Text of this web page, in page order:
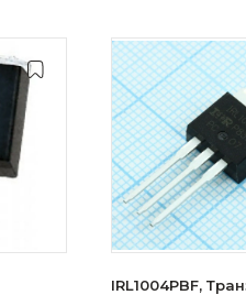
IRL1004PBF,